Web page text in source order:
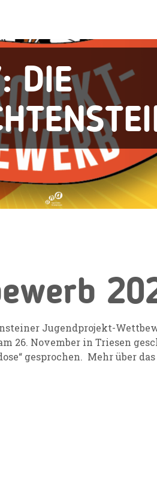
DIE
Jugendprojekt-
26. November in Triesen
gesprochen. Mehr über